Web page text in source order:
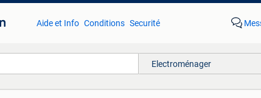
Aide et Info Conditions Securité
Electroménager